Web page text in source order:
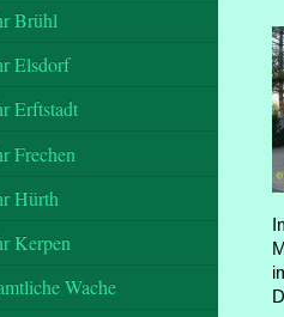
Brühl
Elsdorf
Erftstadt
Frechen
Hürth
Kerpen
Wache